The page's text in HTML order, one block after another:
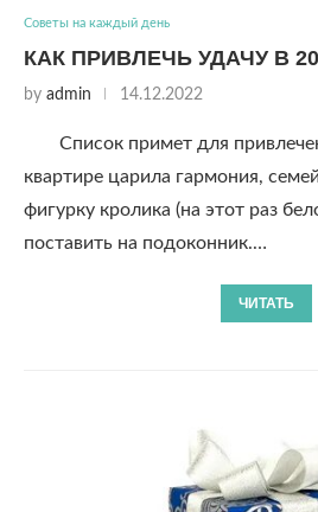
Советы на каждый день
КАК ПРИВЛЕЧЬ УДАЧУ В
by admin 14.12.2022
Список примет для
квартире царила гармония,
фигурку кролика (на этот раз
поставить на подоконник.…
ЧИТАТЬ